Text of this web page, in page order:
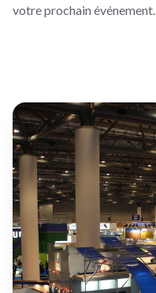
votre prochain événement.